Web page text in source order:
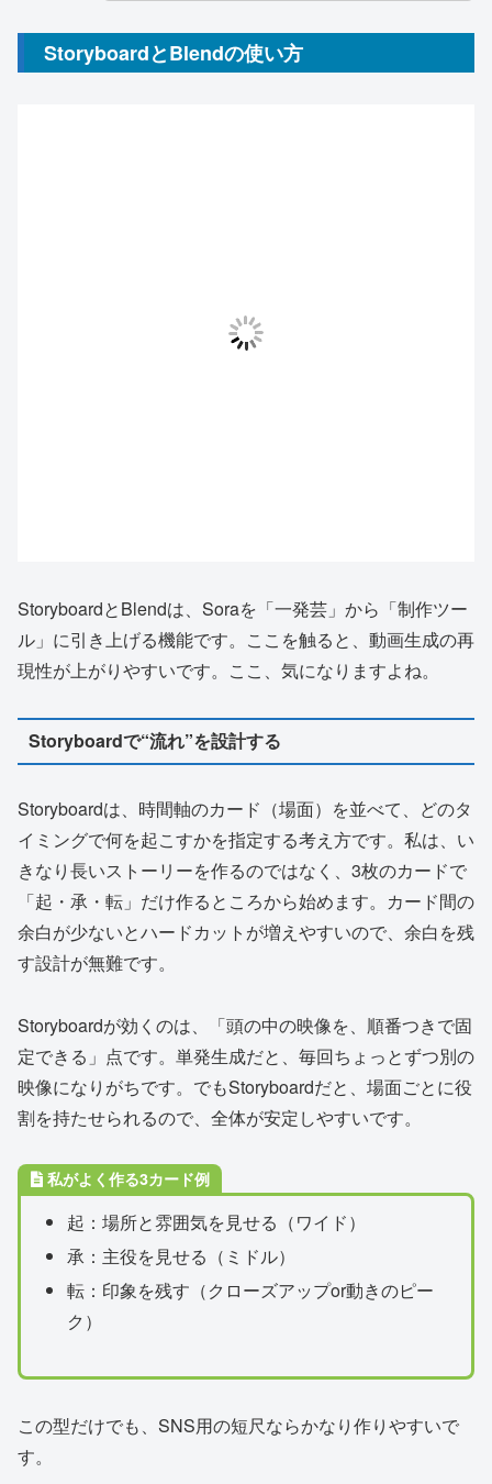
StoryboardとBlendの使い方
StoryboardとBlendは、Soraを「一発芸」から「制作ツー
ル」に引き上げる機能です。ここを触ると、動画生成の再
現性が上がりやすいです。ここ、気になりますよね。
Storyboardで“流れ”を設計する
Storyboardは、時間軸のカード（場面）を並べて、どのタ
イミングで何を起こすかを指定する考え方です。私は、い
きなり長いストーリーを作るのではなく、3枚のカードで
「起・承・転」だけ作るところから始めます。カード間の
余白が少ないとハードカットが増えやすいので、余白を残
す設計が無難です。
Storyboardが効くのは、「頭の中の映像を、順番つきで固
定できる」点です。単発生成だと、毎回ちょっとずつ別の
映像になりがちです。でもStoryboardだと、場面ごとに役
割を持たせられるので、全体が安定しやすいです。
私がよく作る3カード例
起：場所と雰囲気を見せる（ワイド）
承：主役を見せる（ミドル）
転：印象を残す（クローズアップor動きのピー
ク）
この型だけでも、SNS用の短尺ならかなり作りやすいで
す。